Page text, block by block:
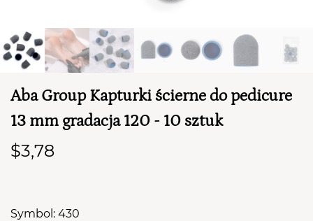
Suma koszyka (0)
Aba Group Kapturki ścierne do pedicure
13 mm gradacja 120 - 10 sztuk
$3,78
Symbol: 430